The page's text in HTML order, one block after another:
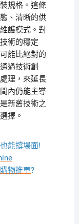
規格。這條
、清晰的供
護模式。對
術的穩定
能比絕對的
過技術創
理，來延長
內仍能主導
新舊技術之
擇。
能撐場面!
購物推車?